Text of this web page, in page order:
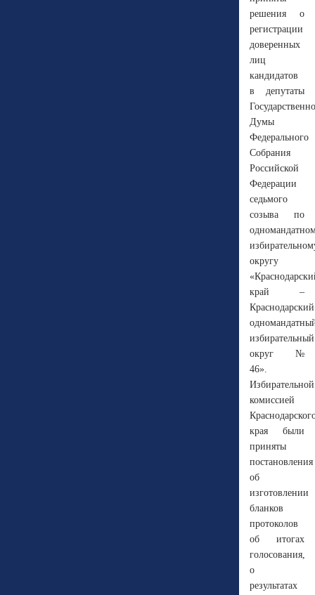
решения о
регистрации
доверенных
лиц
кандидатов
в депутаты
Думы
Федерального
Собрания
Российской
Федерации
седьмого
созыва по
округу
край –
Краснодарский
избирательный
округ №
46».
Избирательной
комиссией
края были
приняты
постановления
об
изготовлении
бланков
протоколов
об итогах
голосования,
о
результатах